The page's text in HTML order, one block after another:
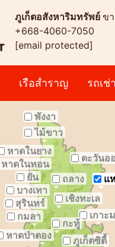
ภูเก็ตอสังหาริมทรัพย์ ข
+668-4060-7050
[email protected]
เรือสำราญ รถเช่า
พังงา
ไม้ขาว
หาดในยาง
ตะวันอ
หาดในทอน
ยัน
ถลาง
บางเทา
แ
เชิงทะเล
สุรินทร์
กมลา
เกาะ
กะทู้
หาดป่าตอง
ภูเก็ตซิตี้